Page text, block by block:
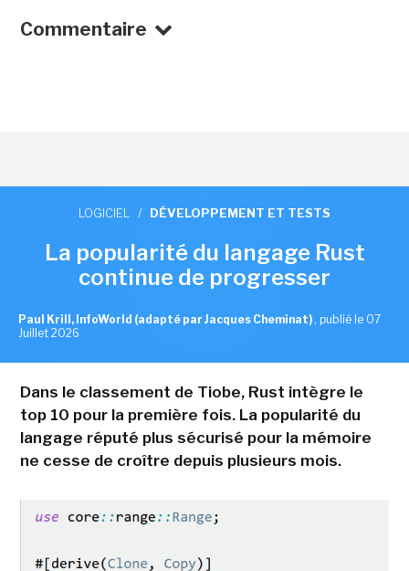
Commentaire
LOGICIEL / DÉVELOPPEMENT ET TESTS
La popularité du langage Rust
continue de progresser
Paul Krill, InfoWorld (adapté par Jacques Cheminat) , publié le 07
Juillet 2026
Dans le classement de Tiobe, Rust intègre le
top 10 pour la première fois. La popularité du
langage réputé plus sécurisé pour la mémoire
ne cesse de croître depuis plusieurs mois.